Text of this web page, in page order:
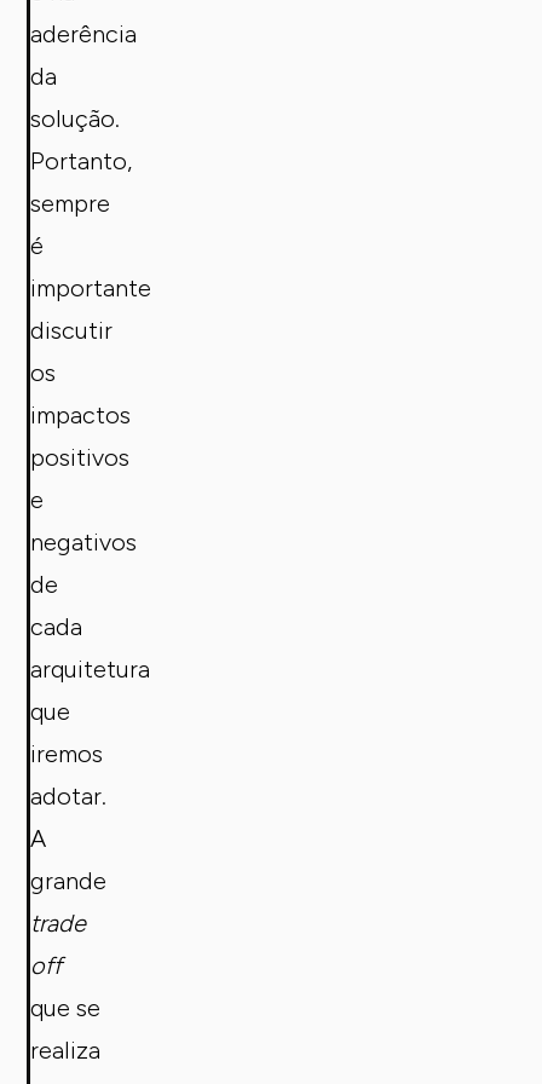
aderência
da
solução.
Portanto,
sempre
é
importante
discutir
os
impactos
positivos
e
negativos
de
cada
arquitetura
que
iremos
adotar.
A
grande
trade
off
que se
realiza